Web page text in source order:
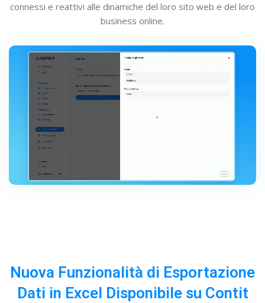
connessi e reattivi alle dinamiche del loro sito web e del loro
business online.
Nuova Funzionalità di Esportazione
Dati in Excel Disponibile su Contit